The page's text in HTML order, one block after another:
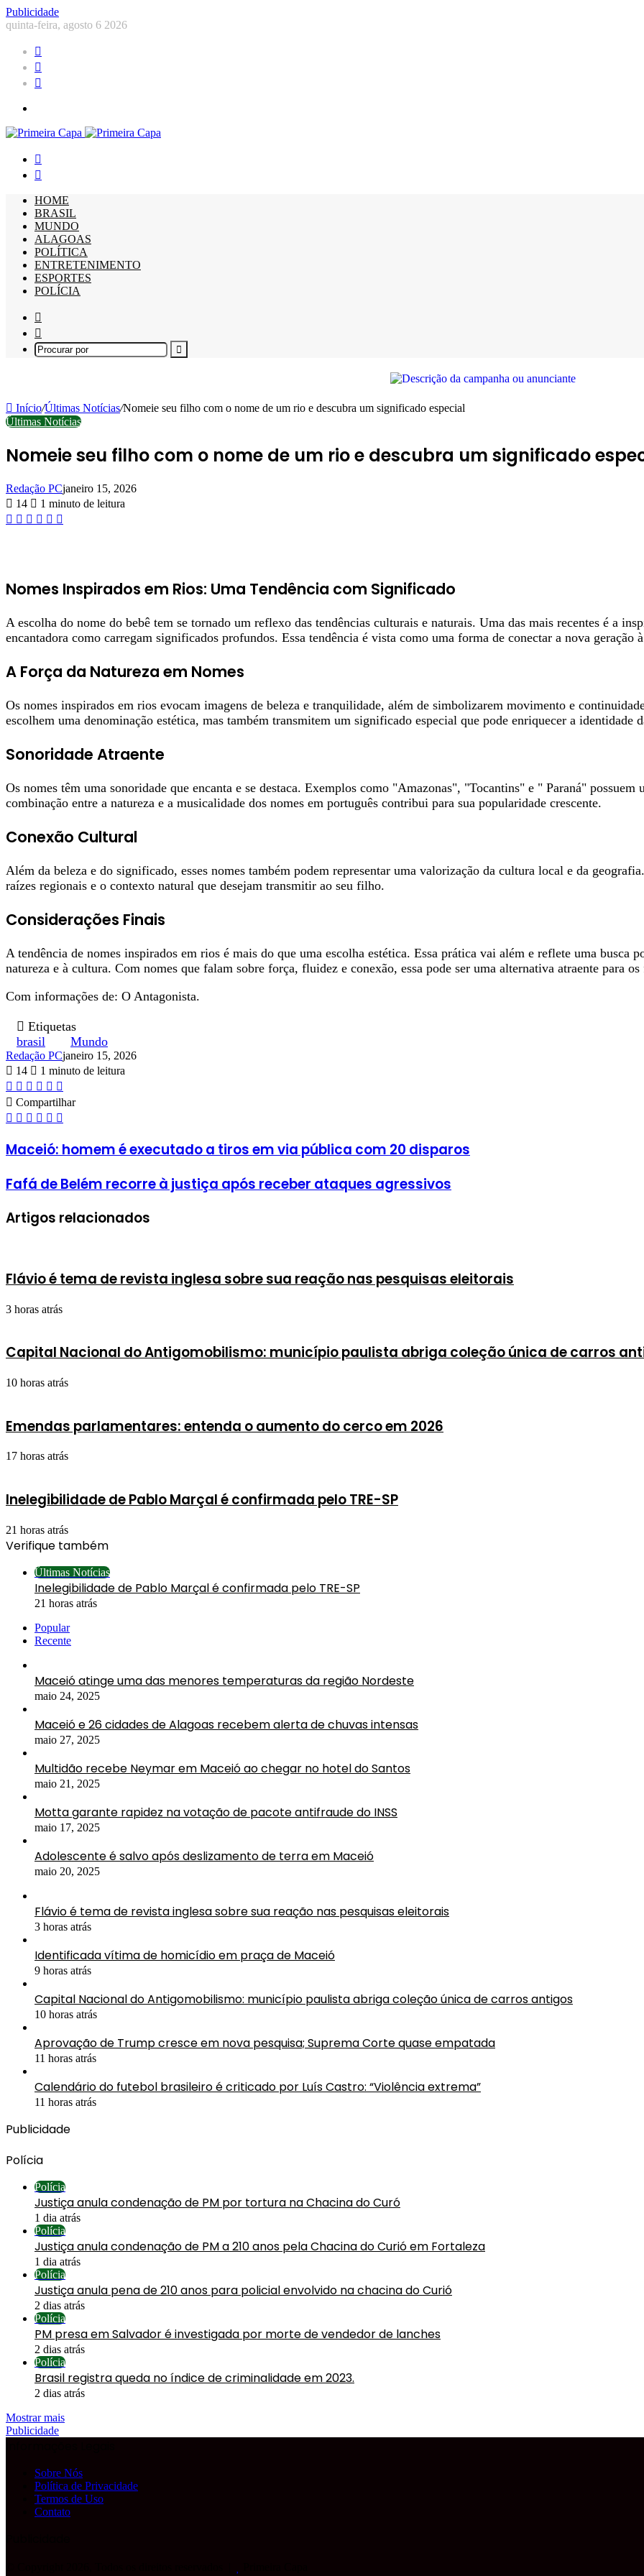
Publicidade
quinta-feira, agosto 6 2026
HOME
BRASIL
MUNDO
ALAGOAS
POLÍTICA
ENTRETENIMENTO
ESPORTES
POLÍCIA
skin
Procurar
Início/Últimas Notícias/Nomeie seu filho com o nome de um rio e descubra um significado especial
Últimas Notícias
Nomeie seu filho com o nome de um rio e descubra um significado
Redação PCjaneiro 15, 2026
14
1 minuto de leitura
Facebook
X Linkedin
Pinterest
WhatsApp
Nomes Inspirados em Rios: Uma Tendência com Significado
A escolha do nome do bebê tem se tornado um reflexo das tendências culturais e naturais. Uma das mais recentes é a
encantadora como carregam significados profundos. Essa tendência é vista como uma forma de conectar a nova geração
A Força da Natureza em Nomes
Os nomes inspirados em rios evocam imagens de beleza e tranquilidade, além de simbolizarem movimento e
escolhem uma denominação estética, mas também transmitem um significado especial que pode enriquecer a identidade
Sonoridade Atraente
Os nomes têm uma sonoridade que encanta e se destaca. Exemplos como "Amazonas", "Tocantins" e " Paraná"
combinação entre a natureza e a musicalidade dos nomes em português contribui para sua popularidade crescente.
Conexão Cultural
Além da beleza e do significado, esses nomes também podem representar uma valorização da cultura local e da
raízes regionais e o contexto natural que desejam transmitir ao seu filho.
Considerações Finais
A tendência de nomes inspirados em rios é mais do que uma escolha estética. Essa prática vai além e reflete uma busca
natureza e à cultura. Com nomes que falam sobre força, fluidez e conexão, essa pode ser uma alternativa atraente para
Com informações de: O Antagonista.
Etiquetas
brasil
Mundo
Redação PCjaneiro 15, 2026
14
1 minuto de leitura
Facebook
X Linkedin
Pinterest
WhatsApp
Compartilhar
Facebook
X Linkedin
Pinterest
WhatsApp
Maceió: homem é executado a tiros em via pública com 20 disparos
Fafá de Belém recorre à justiça após receber ataques agressivos
Artigos relacionados
Flávio é tema de revista inglesa sobre sua reação nas pesquisas eleitorais
3 horas atrás
Capital Nacional do Antigomobilismo: município paulista abriga coleção única de carros
10 horas atrás
Emendas parlamentares: entenda o aumento do cerco em 2026
17 horas atrás
Inelegibilidade de Pablo Marçal é confirmada pelo TRE-SP
21 horas atrás
Verifique também
Últimas Notícias
Inelegibilidade de Pablo Marçal é confirmada pelo TRE-SP
21 horas atrás
Popular
Recente
Maceió atinge uma das menores temperaturas da região Nordeste
maio 24, 2025
Maceió e 26 cidades de Alagoas recebem alerta de chuvas intensas
maio 27, 2025
Multidão recebe Neymar em Maceió ao chegar no hotel do Santos
maio 21, 2025
Motta garante rapidez na votação de pacote antifraude do INSS
maio 17, 2025
Adolescente é salvo após deslizamento de terra em Maceió
maio 20, 2025
Flávio é tema de revista inglesa sobre sua reação nas pesquisas eleitorais
3 horas atrás
Identificada vítima de homicídio em praça de Maceió
9 horas atrás
Capital Nacional do Antigomobilismo: município paulista abriga coleção única de carros antigos
10 horas atrás
Aprovação de Trump cresce em nova pesquisa; Suprema Corte quase empatada
11 horas atrás
Calendário do futebol brasileiro é criticado por Luís Castro: “Violência extrema”
11 horas atrás
Publicidade
Polícia
Polícia
Justiça anula condenação de PM por tortura na Chacina do Curó
1 dia atrás
Polícia
Justiça anula condenação de PM a 210 anos pela Chacina do Curió em Fortaleza
1 dia atrás
Polícia
Justiça anula pena de 210 anos para policial envolvido na chacina do Curió
2 dias atrás
Polícia
PM presa em Salvador é investigada por morte de vendedor de lanches
2 dias atrás
Polícia
Brasil registra queda no índice de criminalidade em 2023.
2 dias atrás
Mostrar mais
Publicidade
Sobre Nós
Política de Privacidade
Termos de Uso
Contato